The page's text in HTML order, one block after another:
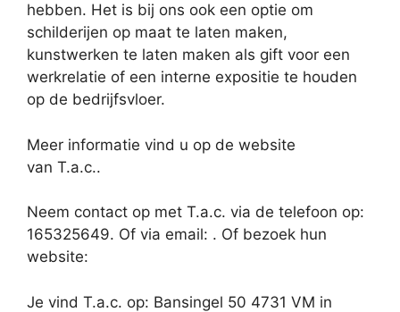
hebben. Het is bij ons ook een optie om
schilderijen op maat te laten maken,
kunstwerken te laten maken als gift voor een
werkrelatie of een interne expositie te houden
op de bedrijfsvloer.
Meer informatie vind u op de website
van T.a.c..
Neem contact op met T.a.c. via de telefoon op:
165325649. Of via email: . Of bezoek hun
website:
Je vind T.a.c. op: Bansingel 50 4731 VM in